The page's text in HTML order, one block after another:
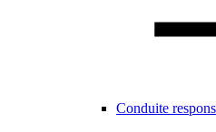
Conduite